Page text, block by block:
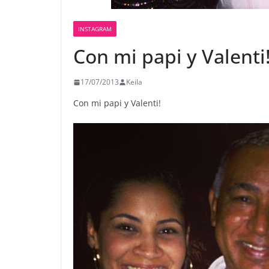
INSTAGRAM
Con mi papi y
17/07/2013 Keila
Con mi papi y Valenti!